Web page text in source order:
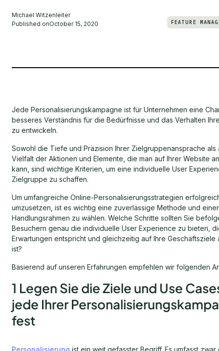
Michael Witzenleiter
Published onOctober 15, 2020 FEATURE
Jede Personalisierungskampagne ist für Unternehmen eine
besseres Verständnis für die Bedürfnisse und das Verhalten
zu entwickeln.
Sowohl die Tiefe und Präzision Ihrer Zielgruppenansprache als
Vielfalt der Aktionen und Elemente, die man auf Ihrer Website
kann, sind wichtige Kriterien, um eine individuelle User
Zielgruppe zu schaffen.
Um umfangreiche Online-Personalisierungsstrategien
umzusetzen, ist es wichtig eine zuverlässige Methode und
Handlungsrahmen zu wählen. Welche Schritte sollten Sie
Besuchern genau die individuelle User Experience zu bieten,
Erwartungen entspricht und gleichzeitig auf Ihre Geschäftsziele
ist?
Basierend auf unseren Erfahrungen empfehlen wir folgenden
1 Legen Sie die Ziele und Use
jede Ihrer
fest